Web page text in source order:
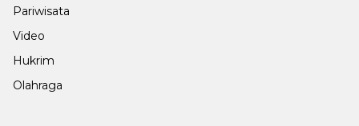
Pariwisata
Video
Hukrim
Olahraga